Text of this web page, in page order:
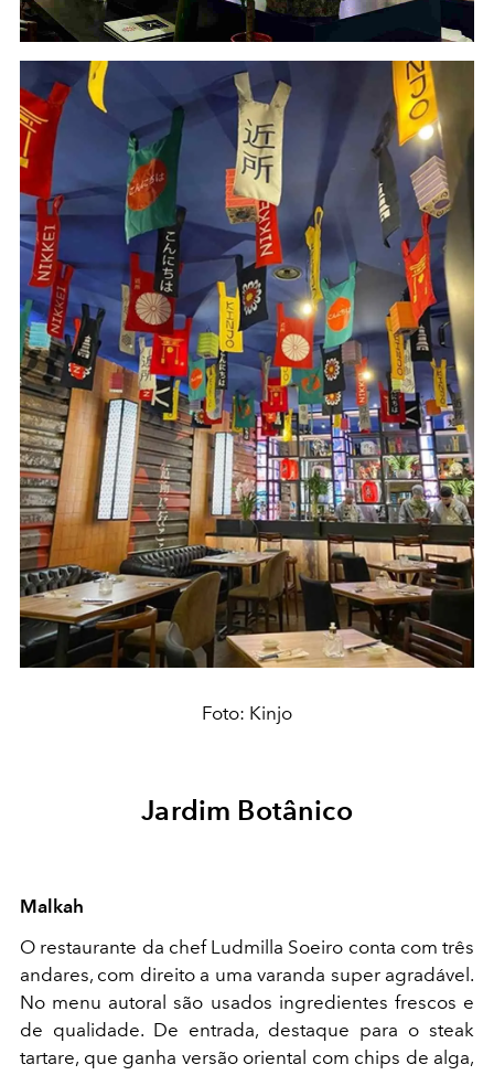
Foto: Kinjo
Jardim Botânico
Malkah
O restaurante da chef Ludmilla Soeiro conta com três
andares, com direito a uma varanda super agradável.
No menu autoral são usados ingredientes frescos e
de qualidade. De entrada, destaque para o steak
tartare, que ganha versão oriental com chips de alga,